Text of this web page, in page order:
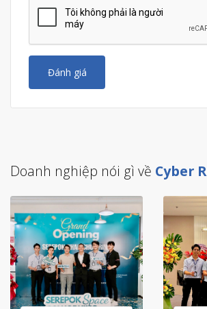
Đánh giá
Doanh nghiệp nói gì về Cyber